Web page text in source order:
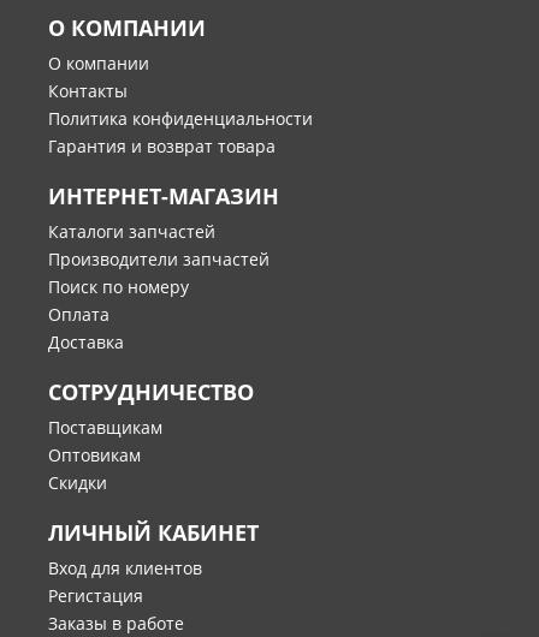
О КОМПАНИИ
О компании
Контакты
Политика конфиденциальности
Гарантия и возврат товара
ИНТЕРНЕТ-МАГАЗИН
Каталоги запчастей
Производители запчастей
Поиск по номеру
Оплата
Доставка
СОТРУДНИЧЕСТВО
Поставщикам
Оптовикам
Скидки
ЛИЧНЫЙ КАБИНЕТ
Вход для клиентов
Регистация
Заказы в работе